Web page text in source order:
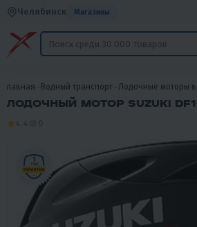
Челябинск Магазины
Главная Водный транспорт Лодочные моторы
ЛОДОЧНЫЙ МОТОР SUZUKI